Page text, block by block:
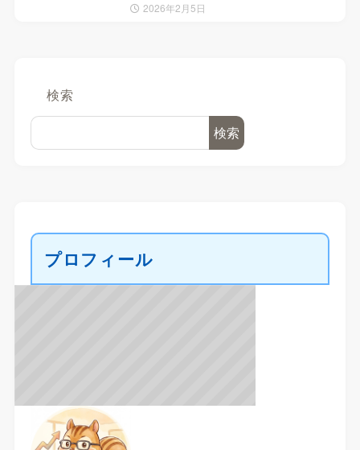
2026年2月5日
検索
検索
プロフィール